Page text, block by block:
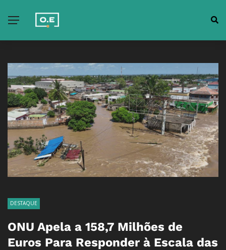
DESTAQUE
ONU Apela a 158,7 Milhões de
Euros Para Responder à Escala das